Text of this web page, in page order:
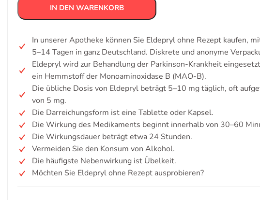
IN DEN WARENKORB
In unserer Apotheke können Sie Eldepryl ohne Rezept kaufen,
5–14 Tagen in ganz Deutschland. Diskrete und anonyme
Eldepryl wird zur Behandlung der Parkinson-Krankheit
ein Hemmstoff der Monoaminoxidase B (MAO-B).
Die übliche Dosis von Eldepryl beträgt 5–10 mg täglich, oft
von 5 mg.
Die Darreichungsform ist eine Tablette oder Kapsel.
Die Wirkung des Medikaments beginnt innerhalb von 30–60
Die Wirkungsdauer beträgt etwa 24 Stunden.
Vermeiden Sie den Konsum von Alkohol.
Die häufigste Nebenwirkung ist Übelkeit.
Möchten Sie Eldepryl ohne Rezept ausprobieren?